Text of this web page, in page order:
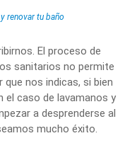
renovar tu baño
El proceso de
sanitarios no permite
que nos indicas, si bien
el caso de lavamanos y
a desprenderse al
mucho éxito.